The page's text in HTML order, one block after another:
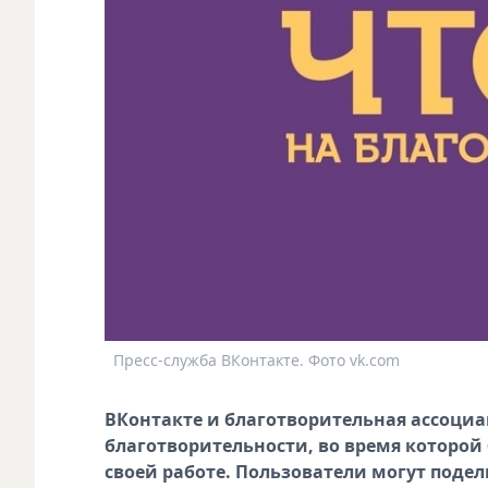
Пресс-служба ВКонтакте. Фото vk.com
ВКонтакте и благотворительная
благотворительности, во время
своей работе. Пользователи могут